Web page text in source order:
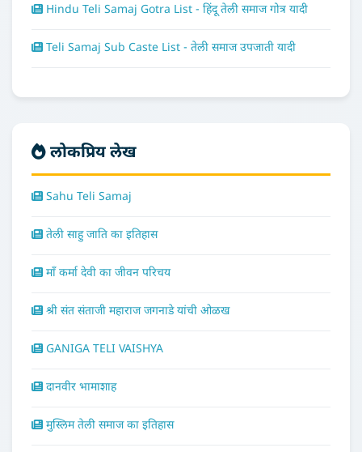
Hindu Teli Samaj Gotra List - हिंदू तेली समाज गोत्र यादी
Teli Samaj Sub Caste List - तेली समाज उपजाती यादी
लोकप्रिय लेख
Sahu Teli Samaj
तेली साहु जाति का इतिहास
माँ कर्मा देवी का जीवन परिचय
श्री संत संताजी महाराज जगनाडे यांची ओळख
GANIGA TELI VAISHYA
दानवीर भामाशाह
मुस्लिम तेली समाज का इतिहास